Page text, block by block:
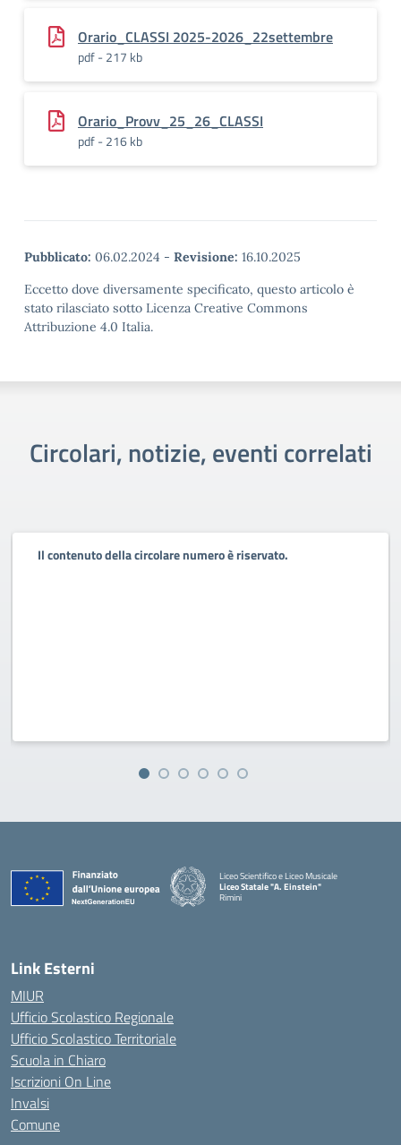
Orario_CLASSI 2025-2026_22settembre
pdf - 217 kb
Orario_Provv_25_26_CLASSI
pdf - 216 kb
Pubblicato: 06.02.2024 - Revisione: 16.10.2025
Eccetto dove diversamente specificato, questo articolo è
stato rilasciato sotto Licenza Creative Commons
Attribuzione 4.0 Italia.
Circolari, notizie, eventi correlati
Il contenuto della circolare numero è riservato.
Liceo Scientifico e Liceo Musicale
Liceo Statale "A. Einstein"
Rimini
Link Esterni
MIUR
Ufficio Scolastico Regionale
Ufficio Scolastico Territoriale
Scuola in Chiaro
Iscrizioni On Line
Invalsi
Comune